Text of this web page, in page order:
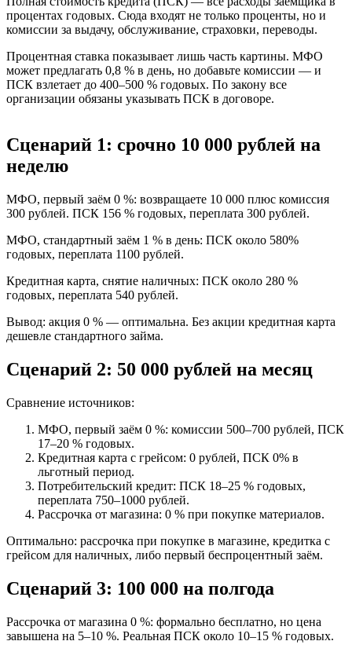
процентах годовых. Сюда входят не только проценты, но и
комиссии за выдачу, обслуживание, страховки, переводы.
Процентная ставка показывает лишь часть картины. МФО
может предлагать 0,8 % в день, но добавьте комиссии — и
ПСК взлетает до 400–500 % годовых. По закону все
организации обязаны указывать ПСК в договоре.
Сценарий 1: срочно 10 000 рублей на
неделю
МФО, первый заём 0 %: возвращаете 10 000 плюс комиссия
300 рублей. ПСК 156 % годовых, переплата 300 рублей.
МФО, стандартный заём 1 % в день: ПСК около 580%
годовых, переплата 1100 рублей.
Кредитная карта, снятие наличных: ПСК около 280 %
годовых, переплата 540 рублей.
Вывод: акция 0 % — оптимальна. Без акции кредитная карта
дешевле стандартного займа.
Сценарий 2: 50 000 рублей на месяц
Сравнение источников:
МФО, первый заём 0 %: комиссии 500–700 рублей, ПСК
17–20 % годовых.
Кредитная карта с грейсом: 0 рублей, ПСК 0% в
льготный период.
Потребительский кредит: ПСК 18–25 % годовых,
переплата 750–1000 рублей.
Рассрочка от магазина: 0 % при покупке материалов.
Оптимально: рассрочка при покупке в магазине, кредитка с
грейсом для наличных, либо первый беспроцентный заём.
Сценарий 3: 100 000 на полгода
Рассрочка от магазина 0 %: формально бесплатно, но цена
завышена на 5–10 %. Реальная ПСК около 10–15 % годовых.